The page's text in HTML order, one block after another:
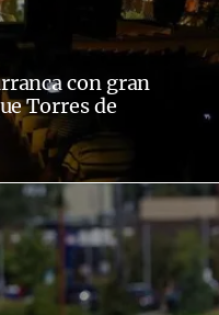
con gran
Torres de